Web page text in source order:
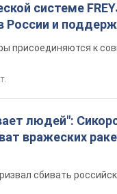
системе
России и
присоединяются к
людей":
вражеских
сбивать